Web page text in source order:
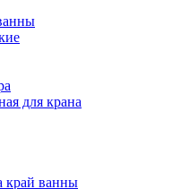
для крана
край ванны